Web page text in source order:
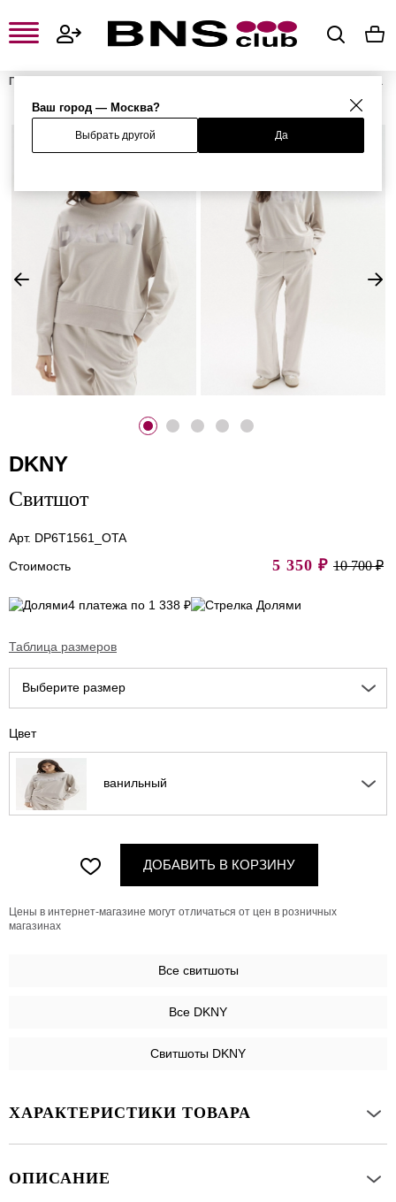
Ваш город — Москва?
Выбрать другой Да
Главная
Женская одежда
%
DKNY
Свитшот
Арт. DP6T1561_OTA
Стоимость
5 350 ₽ 10 700 ₽
4 платежа по 1 338 ₽
Таблица размеров
Выберите размер
Цвет
ванильный
ДОБАВИТЬ В КОРЗИНУ
Цены в интернет-магазине могут отличаться от цен в розничных
магазинах
Все свитшоты
Все DKNY
Свитшоты DKNY
ХАРАКТЕРИСТИКИ ТОВАРА
ОПИСАНИЕ